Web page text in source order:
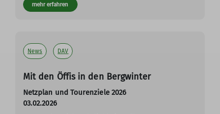
mehr erfahren
News DAV
Mit den Öffis in den Bergwinter
Netzplan und Tourenziele 2026
03.02.2026